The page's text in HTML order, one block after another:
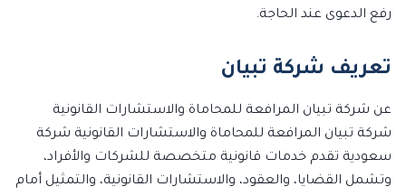
رفع الدعوى عند الحاجة.
تعريف شركة تبيان
عن شركة تبيان المرافعة للمحاماة والاستشارات القانونية
شركة تبيان المرافعة للمحاماة والاستشارات القانونية شركة
سعودية تقدم خدمات قانونية متخصصة للشركات والأفراد،
وتشمل القضايا، والعقود، والاستشارات القانونية، والتمثيل أمام